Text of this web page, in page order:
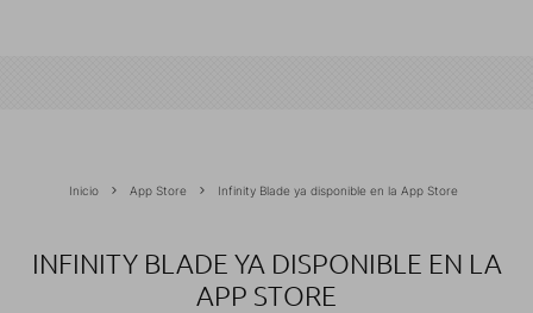
Inicio App Store Infinity Blade ya disponible en la App Store
INFINITY BLADE YA DISPONIBLE EN LA
APP STORE